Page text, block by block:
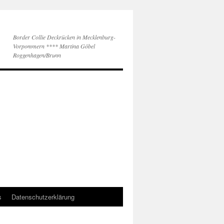
Border Collie Deckrücken in Mecklenburg-
Vorpommern **** Martina Göbel
Roggenhagen/Brunn
Datenschutzerklärung